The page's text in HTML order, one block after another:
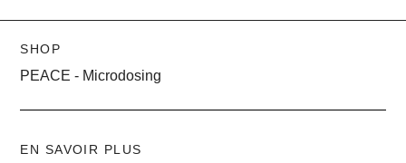
SHOP
PEACE - Microdosing
EN SAVOIR PLUS